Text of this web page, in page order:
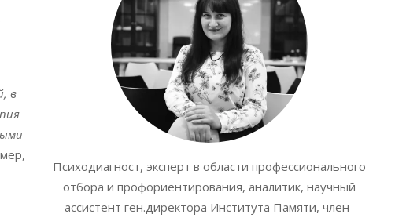
в
Психодиагност, эксперт в области профессионального
отбора и профориентирования, аналитик, научный
ассистент ген.директора Института Памяти, член-